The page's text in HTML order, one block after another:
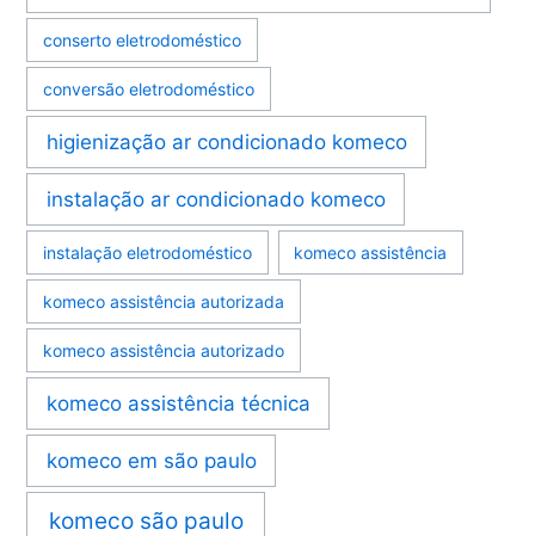
conserto eletrodoméstico
conversão eletrodoméstico
higienização ar condicionado komeco
instalação ar condicionado komeco
instalação eletrodoméstico komeco assistência
komeco assistência autorizada
komeco assistência autorizado
komeco assistência técnica
komeco em são paulo
komeco são paulo